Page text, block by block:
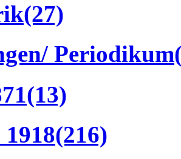
(27)
Periodikum
(13)
1918(216)